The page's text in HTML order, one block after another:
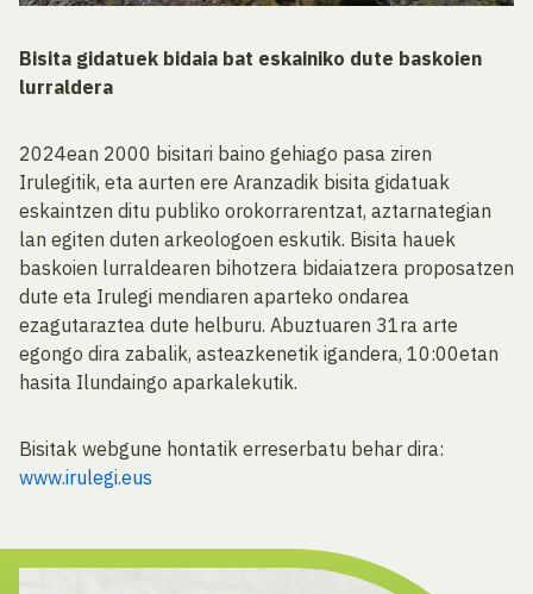
Bisita gidatuek bidaia bat eskainiko dute baskoien
lurraldera
2024ean 2000 bisitari baino gehiago pasa ziren
Irulegitik, eta aurten ere Aranzadik bisita gidatuak
eskaintzen ditu publiko orokorrarentzat, aztarnategian
lan egiten duten arkeologoen eskutik. Bisita hauek
baskoien lurraldearen bihotzera bidaiatzera proposatzen
dute eta Irulegi mendiaren aparteko ondarea
ezagutaraztea dute helburu. Abuztuaren 31ra arte
egongo dira zabalik, asteazkenetik igandera, 10:00etan
hasita Ilundaingo aparkalekutik.
Bisitak webgune hontatik erreserbatu behar dira:
www.irulegi.eus